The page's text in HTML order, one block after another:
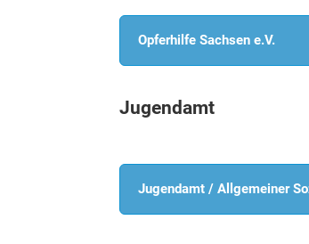
Opferhilfe Sachsen e.V.
Jugendamt
Jugendamt / Allgemeiner